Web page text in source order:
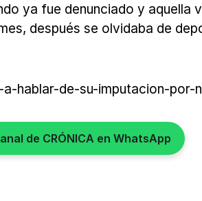
ya fue denunciado y
después se olvidaba de
hablar-de-su-imputacion-
de CRÓNICA en WhatsApp